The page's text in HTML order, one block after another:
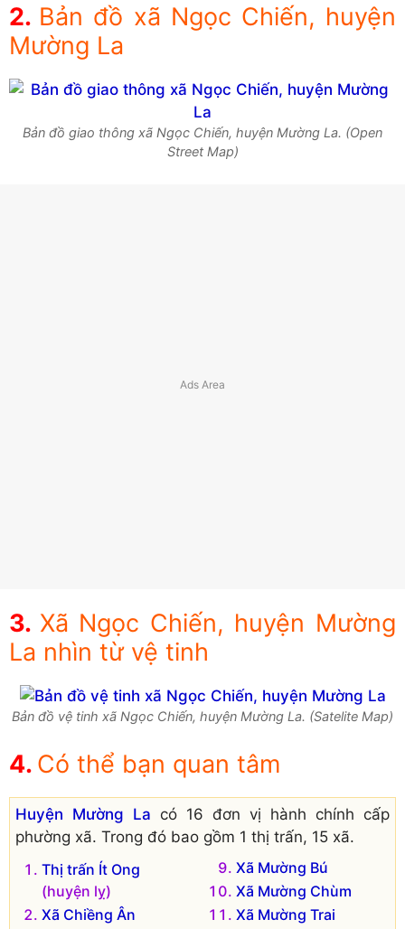
Bản đồ xã Ngọc Chiến, huyện
Mường La
Bản đồ giao thông xã Ngọc Chiến, huyện Mường La. (Open
Street Map)
Xã Ngọc Chiến, huyện Mường
La nhìn từ vệ tinh
Bản đồ vệ tinh xã Ngọc Chiến, huyện Mường La. (Satelite Map)
Có thể bạn quan tâm
Huyện Mường La có 16 đơn vị hành chính cấp
phường xã. Trong đó bao gồm 1 thị trấn, 15 xã.
Thị trấn Ít Ong
(huyện lỵ)
Xã Chiềng Ân
Xã Mường Bú
Xã Mường Chùm
Xã Mường Trai